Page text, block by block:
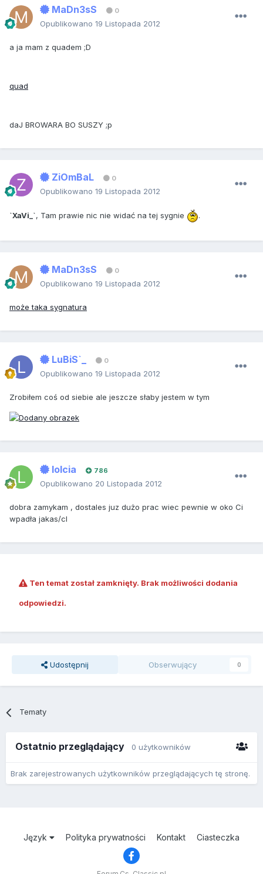
MaDn3sS 0
Opublikowano 19 Listopada 2012
a ja mam z quadem ;D
quad
daJ BROWARA BO SUSZY ;p
ZiOmBaL 0
Opublikowano 19 Listopada 2012
`XaVi_`, Tam prawie nic nie widać na tej sygnie .
MaDn3sS 0
Opublikowano 19 Listopada 2012
może taka sygnatura
LuBiS`_ 0
Opublikowano 19 Listopada 2012
Zrobiłem coś od siebie ale jeszcze słaby jestem w tym
lolcia 786
Opublikowano 20 Listopada 2012
dobra zamykam , dostales juz dużo prac wiec pewnie w oko Ci
wpadła jakas/cl
Ten temat został zamknięty. Brak możliwości dodania
odpowiedzi.
Udostępnij Obserwujący 0
Tematy
Ostatnio przeglądający 0 użytkowników
Brak zarejestrowanych użytkowników przeglądających tę stronę.
Język Polityka prywatności Kontakt Ciasteczka